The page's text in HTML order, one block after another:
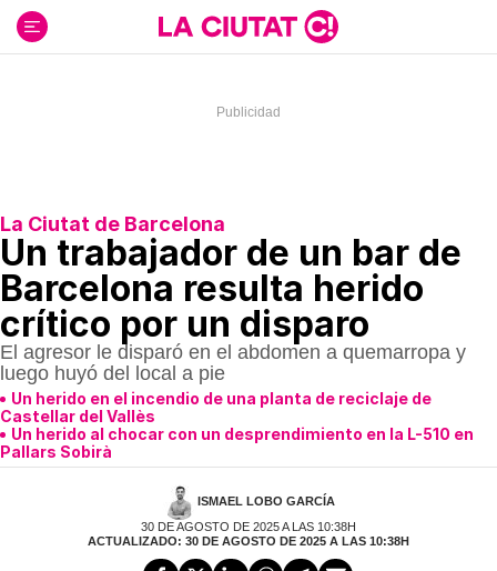
contenido
La Ciutat de Barcelona
Un trabajador de un bar de
Barcelona resulta herido
crítico por un disparo
El agresor le disparó en el abdomen a quemarropa y
luego huyó del local a pie
Un herido en el incendio de una planta de reciclaje de
Castellar del Vallès
Un herido al chocar con un desprendimiento en la L-510 en
Pallars Sobirà
ISMAEL LOBO GARCÍA
30 DE AGOSTO DE 2025 A LAS 10:38H
ACTUALIZADO: 30 DE AGOSTO DE 2025 A LAS 10:38H